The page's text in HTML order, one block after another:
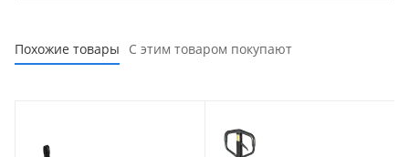
Похожие товары С этим товаром покупают